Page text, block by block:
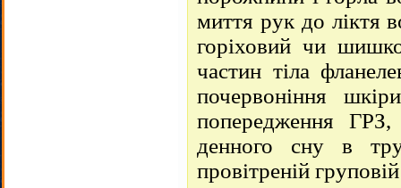
миття рук до ліктя
горіховий чи
частин тіла
почервоніння
попередження ГРЗ,
денного сну в
провітреній